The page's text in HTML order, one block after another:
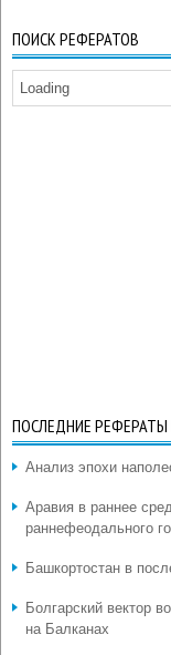
ПОИСК РЕФЕРАТОВ
Loading
ПОСЛЕДНИЕ РЕФЕРАТЫ
Анализ эпохи
Аравия в раннее
раннефеодального
Башкортостан в
Болгарский вектор
на Балканах